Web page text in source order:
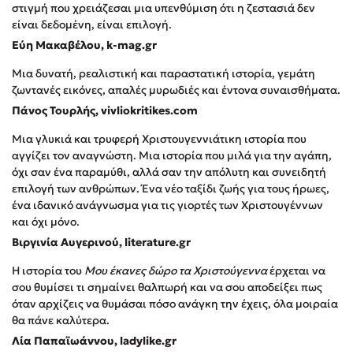
Ο εθισμός των παιδιών στις οθόνες δεν είναι «το πρόβλημα»
Μια λέξη που συχνά νιώθεις αλλά την αγνοείς
απαντά!
Συγχαρητήρια, Πέθανες! Μια ξενάγηση στον Άδη της
ελληνικής μυθολογίας
Εύκολη συνταγή για chicken BBQ pizza από τον Άκη
Πετρετζίκη!
Διακοπές με τα παιδιά: Η ανάγκη μας για παύση σε μετωπική
σύγκρουση με τη δική τους για εκτόνωση
Πάνω, κάτω, μπροστά, πίσω; Κάνε το τεστ και ανακάλυψε την
τάση σου!
Προσεχείς εκδηλώσεις
Ο Κώστας Κρομμύδας στο Παλαιοχώρι Καλαμπάκας
Ο Κώστας Κρομμύδας και η Μαρίνα Γιώτη στη Νικήτη
στιγμή που χρειάζεσαι μια υπενθύμιση ότι η ζεστασιά δεν
είναι δεδομένη, είναι επιλογή.
Εύη Μακαβέλου, k-mag.gr
Μια δυνατή, ρεαλιστική και παραστατική ιστορία, γεμάτη
ζωντανές εικόνες, απαλές μυρωδιές και έντονα συναισθήματα.
Πάνος Τουρλής, vivliokritikes.com
Μια γλυκιά και τρυφερή Χριστουγεννιάτικη ιστορία που
αγγίζει τον αναγνώστη. Μια ιστορία που μιλά για την αγάπη,
όχι σαν ένα παραμύθι, αλλά σαν την απόλυτη και συνειδητή
επιλογή των ανθρώπων. Ένα νέο ταξίδι ζωής για τους ήρωες,
ένα ιδανικό ανάγνωσμα για τις γιορτές των Χριστουγέννων
και όχι μόνο.
Βιργινία Αυγερινού, literature.gr
Η ιστορία του Μου έκανες δώρο τα Χριστούγενναέρχεται να
σου θυμίσει τι σημαίνει θαλπωρή και να σου αποδείξει πως
όταν αρχίζεις να θυμάσαι πόσο ανάγκη την έχεις, όλα μοιραία
θα πάνε καλύτερα.
Λία Παπαϊωάννου, ladylike.gr